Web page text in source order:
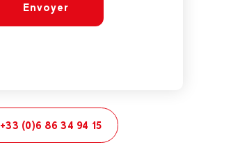
Envoyer
+33 (0)6 86 34 94 15